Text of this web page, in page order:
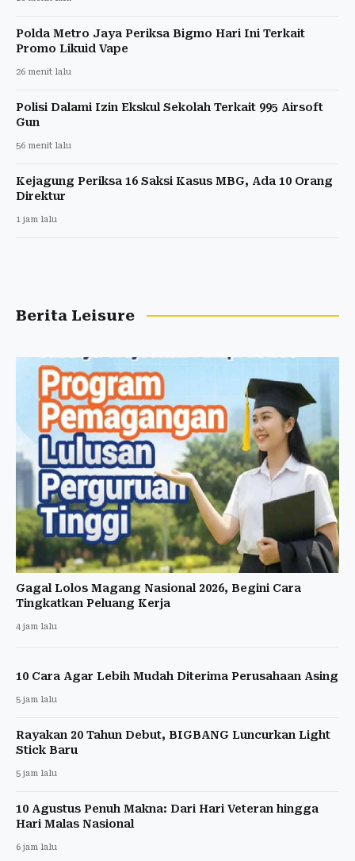
Polda Metro Jaya Periksa Bigmo Hari Ini Terkait
Promo Likuid Vape
26 menit lalu
Polisi Dalami Izin Ekskul Sekolah Terkait 995 Airsoft
Gun
56 menit lalu
Kejagung Periksa 16 Saksi Kasus MBG, Ada 10 Orang
Direktur
1 jam lalu
Berita Leisure
Gagal Lolos Magang Nasional 2026, Begini Cara
Tingkatkan Peluang Kerja
4 jam lalu
10 Cara Agar Lebih Mudah Diterima Perusahaan Asing
5 jam lalu
Rayakan 20 Tahun Debut, BIGBANG Luncurkan Light
Stick Baru
5 jam lalu
10 Agustus Penuh Makna: Dari Hari Veteran hingga
Hari Malas Nasional
6 jam lalu